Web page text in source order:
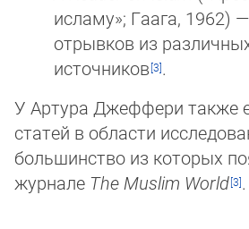
исламу»; Гаага, 1962)
отрывков из
ис­точ­ни­ков
.
У Артура Джеффери также
статей в области
большинство из которых
журнале The Muslim World .